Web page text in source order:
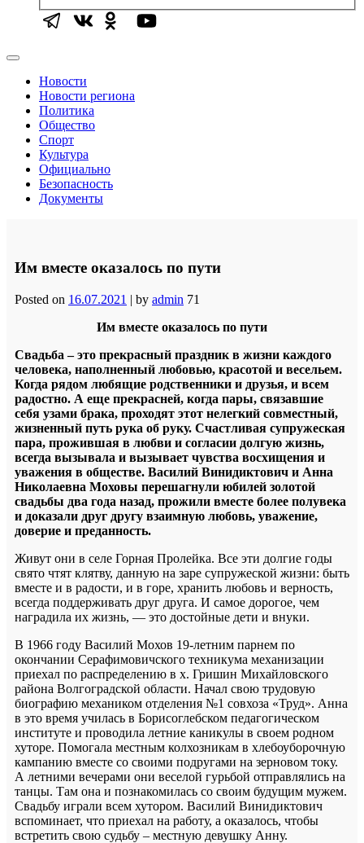
Новости
Новости региона
Политика
Общество
Спорт
Культура
Официально
Безопасность
Документы
Им вместе оказалось по пути
Posted on 16.07.2021 | by admin 71
Им вместе оказалось по пути
Свадьба – это прекрасный праздник в жизни каждого
человека, наполненный любовью, красотой и весельем.
Когда рядом любящие родственники и друзья, и всем
радостно. А еще прекрасней, когда пары, связавшие
себя узами брака, проходят этот нелегкий совместный,
жизненный путь рука об руку. Счастливая супружеская
пара, прожившая в любви и согласии долгую жизнь,
всегда вызывала и вызывает чувства восхищения и
уважения в обществе. Василий Винидиктович и Анна
Николаевна Моховы перешагнули юбилей золотой
свадьбы два года назад, прожили вместе более полувека
и доказали друг другу взаимную любовь, уважение,
доверие и преданность.
Живут они в селе Горная Пролейка. Все эти долгие годы
свято чтят клятву, данную на заре супружеской жизни: быть
вместе и в радости, и в горе, хранить любовь и верность,
всегда поддерживать друг друга. И самое дорогое, чем
наградила их жизнь, — это достойные дети и внуки.
В 1966 году Василий Мохов 19-летним парнем по
окончании Серафимовичского техникума механизации
приехал по распределению в х. Гришин Михайловского
района Волгоградской области. Начал свою трудовую
биографию механиком отделения №1 совхоза «Труд». Анна
в это время училась в Борисоглебском педагогическом
институте и проводила летние каникулы в своем родном
хуторе. Помогала местным колхозникам в хлебоуборочную
кампанию вместе со своими подругами на зерновом току.
А летними вечерами они веселой гурьбой отправлялись на
танцы. Там она и познакомилась со своим будущим мужем.
Свадьбу играли всем хутором. Василий Винидиктович
вспоминает, что приехал на работу, а оказалось, чтобы
встретить свою судьбу – местную девушку Анну.